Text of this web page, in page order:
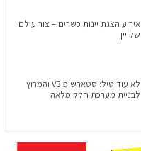
אירוע הצגת יינות כשרים – צור עולם
של יין
לא עוד טיל: סטארשיפ V3 והמרוץ
לבניית מערכת חלל מלאה